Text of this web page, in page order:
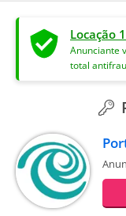
Locação
Anunciante
total